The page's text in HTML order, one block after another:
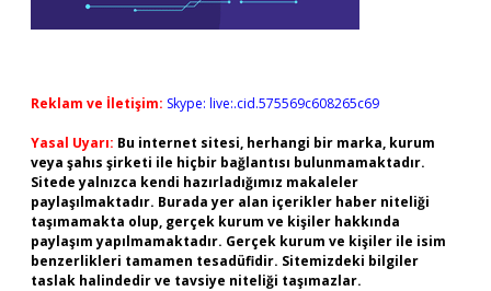
Reklam ve İletişim: Skype: live:.cid.575569c608265c69
Yasal Uyarı: Bu internet sitesi, herhangi bir marka, kurum
veya şahıs şirketi ile hiçbir bağlantısı bulunmamaktadır.
Sitede yalnızca kendi hazırladığımız makaleler
paylaşılmaktadır. Burada yer alan içerikler haber niteliği
taşımamakta olup, gerçek kurum ve kişiler hakkında
paylaşım yapılmamaktadır. Gerçek kurum ve kişiler ile isim
benzerlikleri tamamen tesadüfidir. Sitemizdeki bilgiler
taslak halindedir ve tavsiye niteliği taşımazlar.